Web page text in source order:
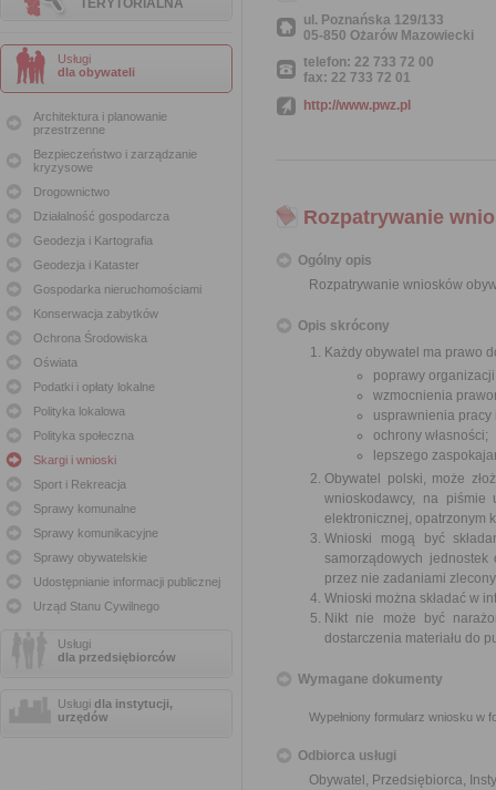
TERYTORIALNA
Usługi
dla obywateli
Architektura i planowanie
przestrzenne
Bezpieczeństwo i zarządzanie
kryzysowe
Drogownictwo
Działalność gospodarcza
Geodezja i Kartografia
Geodezja i Kataster
Gospodarka nieruchomościami
Konserwacja zabytków
Ochrona Środowiska
Oświata
Podatki i opłaty lokalne
Polityka lokalowa
Polityka społeczna
Skargi i wnioski
Sport i Rekreacja
Sprawy komunalne
Sprawy komunikacyjne
Sprawy obywatelskie
Udostępnianie informacji publicznej
Urząd Stanu Cywilnego
Usługi
dla przedsiębiorców
Usługi dla instytucji,
urzędów
ul. Poznańska 129/133
05-850 Ożarów Mazowiecki
telefon: 22 733 72 00
fax: 22 733 72 01
http://www.pwz.pl
Rozpatrywanie
Ogólny opis
Rozpatrywanie wniosków
Opis skrócony
Każdy obywatel ma prawo
poprawy
wzmocnienia
usprawnienia
ochrony własności;
lepszego
Obywatel polski, może
wnioskodawcy, na piśmie
elektronicznej, opatrzonym
Wnioski mogą być
samorządowych
przez nie zadaniami
Wnioski można składać w
Nikt nie może być
dostarczenia materiału do
Wymagane dokumenty
Wypełniony formularz wniosku w
Odbiorca usługi
Obywatel, Przedsiębiorca,